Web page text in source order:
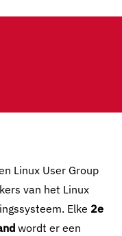
Linux User Group
van het Linux
Elke 2e
wordt er een